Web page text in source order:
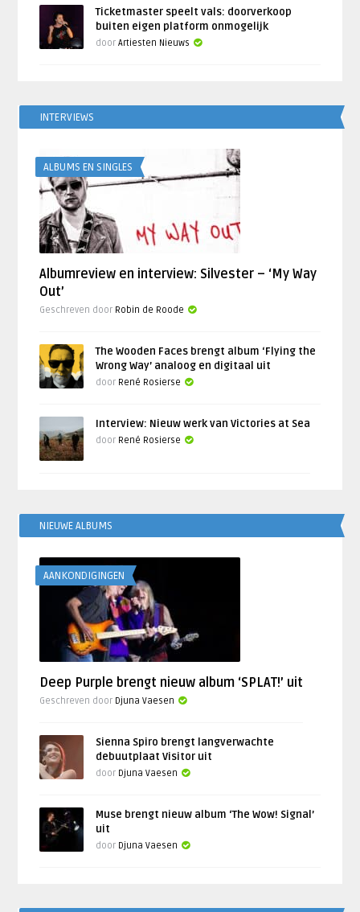
Ticketmaster speelt vals: doorverkoop
buiten eigen platform onmogelijk
doorArtiesten Nieuws
INTERVIEWS
ALBUMS EN SINGLES
Albumreview en interview: Silvester – ‘My Way
Out’
Geschreven door Robin de Roode
The Wooden Faces brengt album ‘Flying the
Wrong Way’ analoog en digitaal uit
door René Rosierse
Interview: Nieuw werk van Victories at Sea
door René Rosierse
NIEUWE ALBUMS
AANKONDIGINGEN
Deep Purple brengt nieuw album ‘SPLAT!’ uit
Geschreven door Djuna Vaesen
Sienna Spiro brengt langverwachte
debuutplaat Visitor uit
door Djuna Vaesen
Muse brengt nieuw album ‘The Wow! Signal’
uit
door Djuna Vaesen